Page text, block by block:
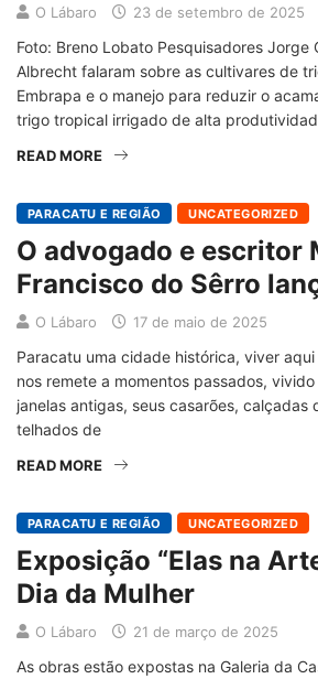
O Lábaro 23 de setembro de 2025
Foto: Breno Lobato Pesquisadores Jorge
Albrecht falaram sobre as cultivares de
Embrapa e o manejo para reduzir o
trigo tropical irrigado de alta
READ MORE
PARACATU E REGIÃO UNCATEGORIZED
O advogado e escritor
Francisco do Sêrro
O Lábaro 17 de maio de 2025
Paracatu uma cidade histórica, viver
nos remete a momentos passados,
janelas antigas, seus casarões, calçadas
telhados de
READ MORE
PARACATU E REGIÃO UNCATEGORIZED
Exposição “Elas na
Dia da Mulher
O Lábaro 21 de março de 2025
As obras estão expostas na Galeria da